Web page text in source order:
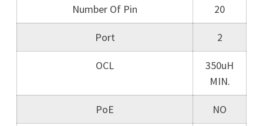
Number Of Pin 20
Port 2
OCL
350uH
MIN.
PoE NO